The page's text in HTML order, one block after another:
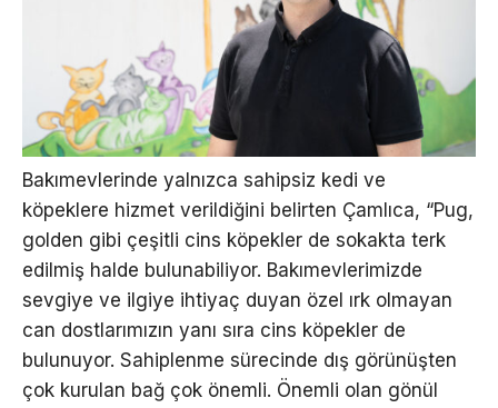
Bakımevlerinde yalnızca sahipsiz kedi ve
köpeklere hizmet verildiğini belirten Çamlıca, “Pug,
golden gibi çeşitli cins köpekler de sokakta terk
edilmiş halde bulunabiliyor. Bakımevlerimizde
sevgiye ve ilgiye ihtiyaç duyan özel ırk olmayan
can dostlarımızın yanı sıra cins köpekler de
bulunuyor. Sahiplenme sürecinde dış görünüşten
çok kurulan bağ çok önemli. Önemli olan gönül